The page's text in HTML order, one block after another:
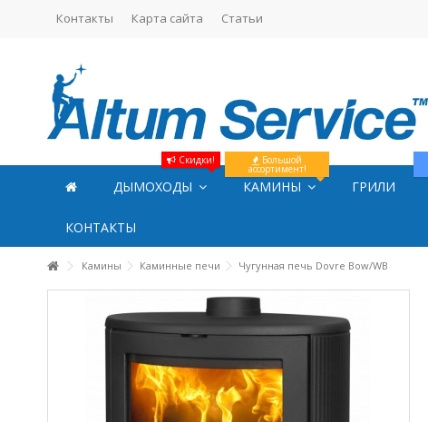
Контакты Карта сайта Статьи
ДЫМОХОДЫ
Скидки!
КАМИНЫ
Большой
ассортимент!
ГРИЛИ
КОНТАКТЫ
Камины Каминные печи Чугунная печь Dovre Bow/WB